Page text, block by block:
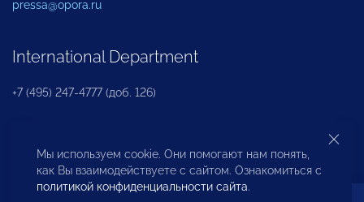
pressa@opora.ru
International Department
+7 (495) 247-4777 (доб. 126)
Business and Investment Rights Protection
Department
Мы используем cookie. Они помогают нам понять,
как Вы взаимодействуете с сайтом. Ознакомиться с
политикой конфиденциальности сайта.